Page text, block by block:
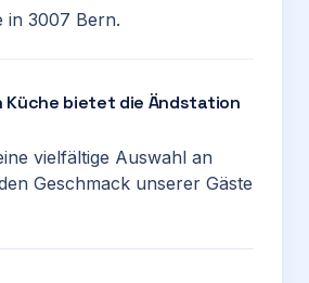
in 3007 Bern.
Küche bietet die Ändstation
vielfältige Auswahl an
Geschmack unserer Gäste